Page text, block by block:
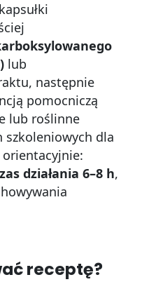
lub
następnie
pomocniczą
lub roślinne
szkoleniowych dla
działania 6–8 h,
receptę?